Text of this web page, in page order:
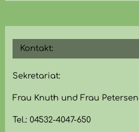
Kontakt:
Sekretariat:
Frau Knuth und Frau Petersen
Tel.: 04532-4047-650